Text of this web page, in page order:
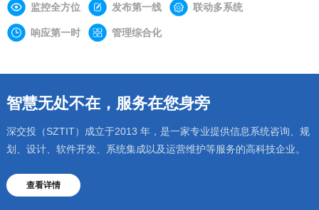
监控全方位 发布第一线 联动多系统
响应第一时 管理综合化
智慧无处不在，服务在您身旁
深交投（SZTIT）成立于2013 年，是一家专业提供信息系统咨询、规
划、设计、软件开发、系统集成以及运营维护等服务的高科技企业。
查看详情